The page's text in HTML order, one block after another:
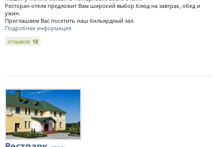
Ресторан отеля предложит Вам широкий выбор блюд на завтрак, обед и
ужин.
Приглашаем Вас посетить наш бильярдный зал.
Подробная информация
отзывов: 18